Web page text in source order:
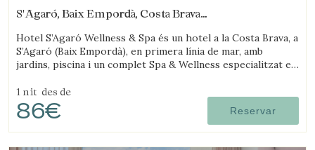
S'Agaró, Baix Empordà, Costa Brava
Hotel S’Agaró Wellness & Spa és un hotel a la Costa Brava, a
S’Agaró (Baix Empordà), en primera línia de mar, amb
jardins, piscina i un complet Spa & Wellness especialitzat en
1 nit des de
86€ Reservar
Guardar configuració Acceptar totes